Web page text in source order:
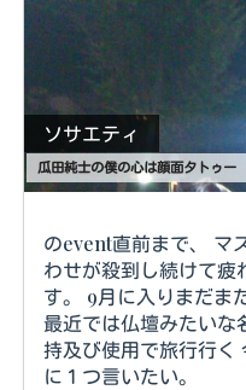
ソサエティ
瓜田純士の僕の心は顔面タトゥー
のevent直前まで、 マスコミと警視庁からの問い合
わせが殺到し続けて疲
す。 9月に入りまだまだ暑い中、 世間はざわつき、
最近では仏壇みたいな
持及び使用で旅行行く 今日この
に１つ言いたい。